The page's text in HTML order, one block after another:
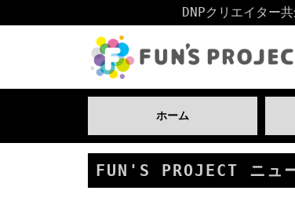
DNPクリエイター
ホーム
FUN'S PROJECT ニュ